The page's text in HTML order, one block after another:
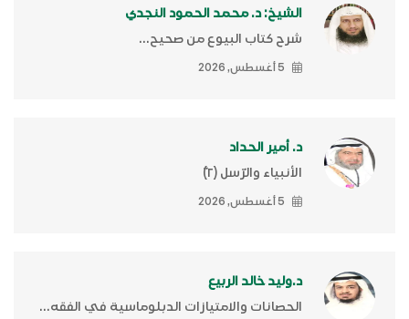
الشيخ: د. محمد الحمود النجدي
شرح كتاب البيوع من صحيح...
5 أغسطس, 2026
د. أمير الحداد
الأنبياء والرّسل (٢)ّ
5 أغسطس, 2026
د.وليد خالد الربيع
الحصانات والامتيازات الدبلوماسية في الفقه...